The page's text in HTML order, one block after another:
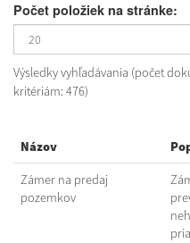
Počet položiek na stránke:
Výsledky vyhľadávania (počet
kritériám: 476)
Názov
Zámer na predaj
pozemkov